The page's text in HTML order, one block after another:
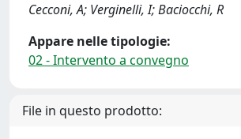
Cecconi, A; Verginelli, I; Baciocchi, R
Appare nelle tipologie:
02 - Intervento a convegno
File in questo prodotto: